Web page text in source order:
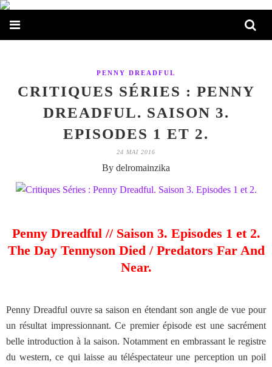
PENNY DREADFUL
CRITIQUES SÉRIES : PENNY
DREADFUL. SAISON 3.
EPISODES 1 ET 2.
24 MAI 2016
By delromainzika
Penny Dreadful // Saison 3. Episodes 1 et 2.
The Day Tennyson Died / Predators Far And
Near.
Penny Dreadful ouvre sa saison en étendant son angle de vue pour
un résultat impressionnant. Ce premier épisode est une sacrément
belle introduction à la saison. Notamment en embrassant le registre
du western, ce qui laisse au téléspectateur une perception un poil